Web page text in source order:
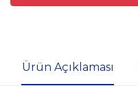
Ürün Açıklaması